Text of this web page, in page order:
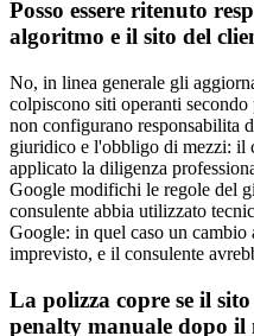
Posso essere ritenuto
algoritmo e il sito del
No, in linea generale gli
colpiscono siti operanti secondo
non configurano responsabilita
giuridico e l'obbligo di mezzi: il
applicato la diligenza
Google modifichi le regole del
consulente abbia utilizzato
Google: in quel caso un
imprevisto, e il consulente
La polizza copre se il
penalty manuale dopo il